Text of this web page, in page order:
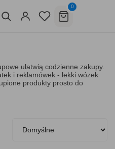
0
ułatwią codzienne zakupy.
i reklamówek - lekki wózek
produkty prosto do